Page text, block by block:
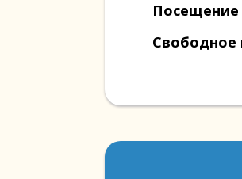
Посещение
Свободное